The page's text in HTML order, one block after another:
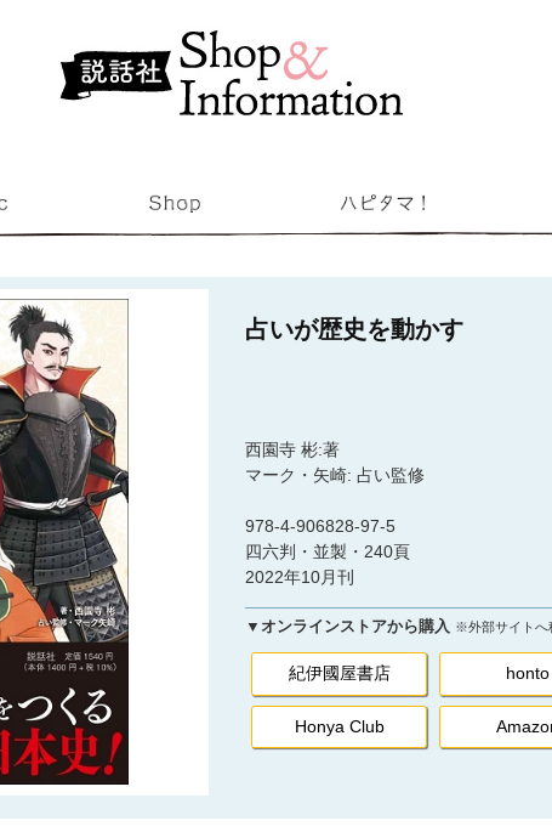
占いが歴史を動かす
西園寺 彬:著
マーク・矢崎: 占い監修
978-4-906828-97-5
四六判・並製・240頁
2022年10月刊
▼オンラインストアから購入 ※外部サイトへ
紀伊國屋書店 honto
Honya Club